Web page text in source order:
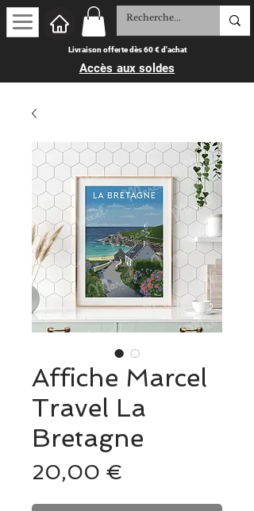
Livraison offerte dès 60 € d'achat
Accès aux soldes
Affiche Marcel
Travel La
Bretagne
20,00 €